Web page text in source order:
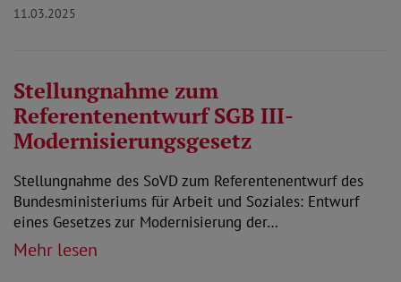
11.03.2025
Stellungnahme zum
Referentenentwurf SGB III-
Modernisierungsgesetz
Stellungnahme des SoVD zum Referentenentwurf des
Bundesministeriums für Arbeit und Soziales: Entwurf
eines Gesetzes zur Modernisierung der…
Mehr lesen